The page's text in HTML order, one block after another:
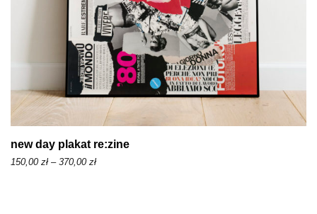
new day plakat re:zine
150,00 zł – 370,00 złZ